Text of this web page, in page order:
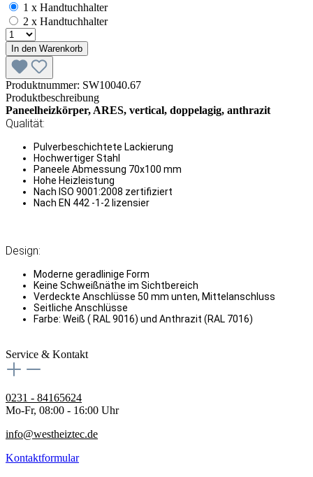
1 x Handtuchhalter
2 x Handtuchhalter
In den Warenkorb
Produktnummer: SW10040.67
Produktbeschreibung
Paneelheizkörper, ARES, vertical, doppelagig, anthrazit
Qualität:
Pulverbeschichtete Lackierung
Hochwertiger Stahl
Paneele Abmessung 70x100 mm
Hohe Heizleistung
Nach ISO 9001:2008 zertifiziert
Nach EN 442 -1-2 lizensier
Design:
Moderne geradlinige Form
Keine Schweißnäthe im Sichtbereich
Verdeckte Anschlüsse 50 mm unten, Mittelanschluss
Seitliche Anschlüsse
Farbe: Weiß ( RAL 9016) und Anthrazit (RAL 7016)
Service & Kontakt
0231 - 84165624
Mo-Fr, 08:00 - 16:00 Uhr
info@westheiztec.de
Kontaktformular